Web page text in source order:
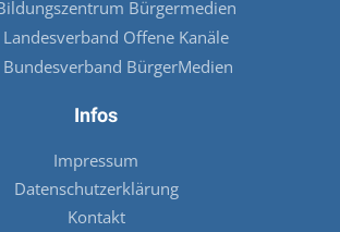
Bürgermedien
Landesverband Offene Kanäle
Bundesverband BürgerMedien
Infos
Impressum
Datenschutzerklärung
Kontakt